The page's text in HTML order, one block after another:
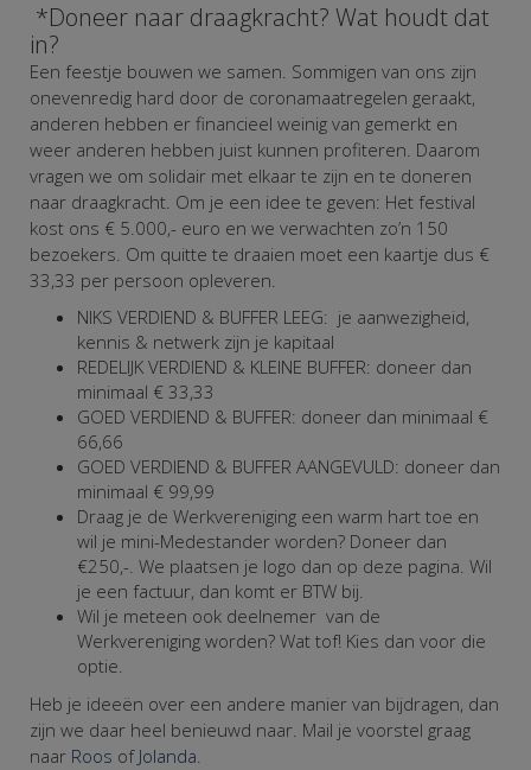
*Doneer naar draagkracht? Wat houdt dat
in?
Een feestje bouwen we samen. Sommigen van ons zijn
onevenredig hard door de coronamaatregelen geraakt,
anderen hebben er financieel weinig van gemerkt en
weer anderen hebben juist kunnen profiteren. Daarom
vragen we om solidair met elkaar te zijn en te doneren
naar draagkracht. Om je een idee te geven: Het festival
kost ons € 5.000,- euro en we verwachten zo’n 150
bezoekers. Om quitte te draaien moet een kaartje dus €
33,33 per persoon opleveren.
NIKS VERDIEND & BUFFER LEEG: je aanwezigheid,
kennis & netwerk zijn je kapitaal
REDELIJK VERDIEND & KLEINE BUFFER: doneer dan
minimaal € 33,33
GOED VERDIEND & BUFFER: doneer dan minimaal €
66,66
GOED VERDIEND & BUFFER AANGEVULD: doneer dan
minimaal € 99,99
Draag je de Werkvereniging een warm hart toe en
wil je mini-Medestander worden? Doneer dan
€250,-. We plaatsen je logo dan op deze pagina. Wil
je een factuur, dan komt er BTW bij.
Wil je meteen ook deelnemer van de
Werkvereniging worden? Wat tof! Kies dan voor die
optie.
Heb je ideeën over een andere manier van bijdragen, dan
zijn we daar heel benieuwd naar. Mail je voorstel graag
naar Roos of Jolanda.